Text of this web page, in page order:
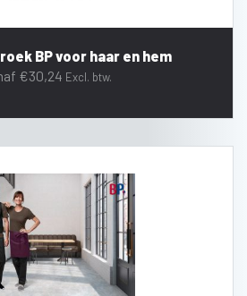
BP voor haar en hem
€30,24 Excl. btw.